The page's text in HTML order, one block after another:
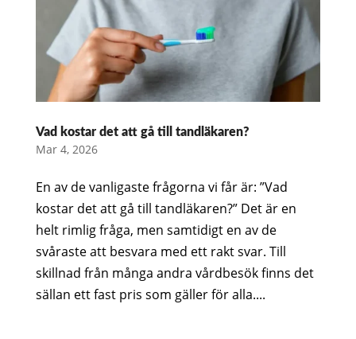
Vad kostar det att gå till tandläkaren?
Mar 4, 2026
En av de vanligaste frågorna vi får är: ”Vad
kostar det att gå till tandläkaren?” Det är en
helt rimlig fråga, men samtidigt en av de
svåraste att besvara med ett rakt svar. Till
skillnad från många andra vårdbesök finns det
sällan ett fast pris som gäller för alla....